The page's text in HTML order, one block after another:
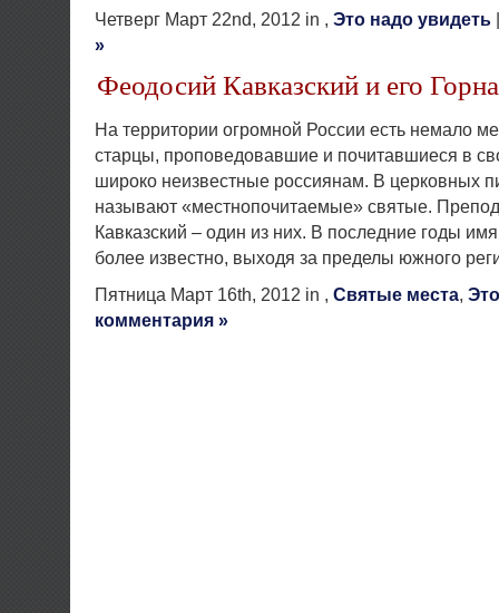
Четверг Март 22nd, 2012 in , Это надо увидеть
»
Феодосий Кавказский и его
На территории огромной России есть немало
старцы, проповедовавшие и почитавшиеся в
широко неизвестные россиянам. В церковных
называют «местнопочитаемые» святые.
Кавказский – один из них. В последние годы
более известно, выходя за пределы южного
Пятница Март 16th, 2012 in , Святые места,
комментария »